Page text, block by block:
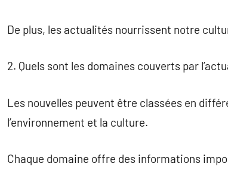
De plus, les actualités nourrissent notre
2. Quels sont les domaines couverts par
Les nouvelles peuvent être classées en
l’environnement et la culture.
Chaque domaine offre des informations